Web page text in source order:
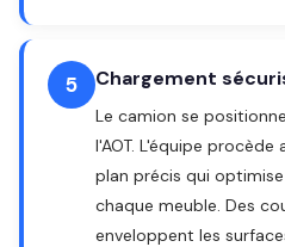
5 Chargement
Le camion se
l'AOT. L'équipe
plan précis qui
chaque meuble. Des
enveloppent les